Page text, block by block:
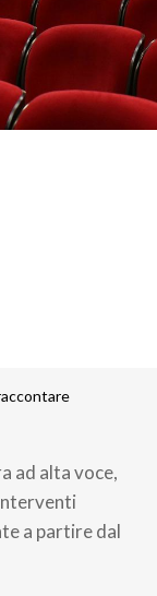
ad alta voce,
a partire dal